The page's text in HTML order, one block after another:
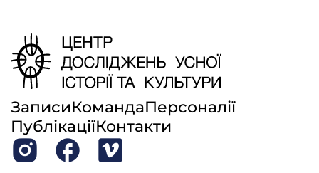
ЗаписиКомандаПерсоналії
ПублікаціїКонтакти